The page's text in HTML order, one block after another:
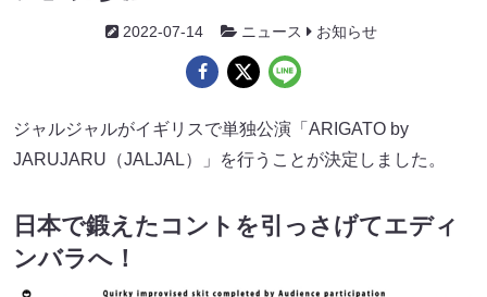
2022-07-14 ニュース お知らせ
ジャルジャルがイギリスで単独公演「ARIGATO by
JARUJARU（JALJAL）」を行うことが決定しました。
日本で鍛えたコントを引っさげてエディ
ンバラへ！